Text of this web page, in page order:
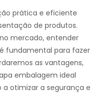
prática e eficiente
de produtos.
mercado, entender
fundamental para fazer
as vantagens,
embalagem ideal
a otimizar a segurança e